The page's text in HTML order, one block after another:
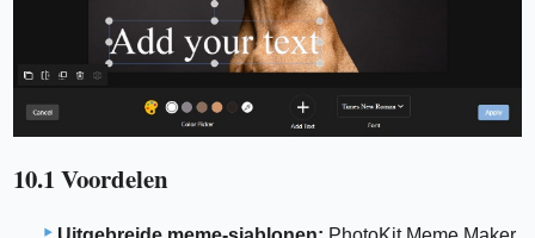
10.1 Voordelen